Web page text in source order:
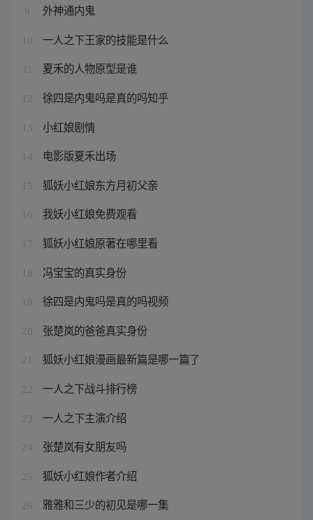
9 外神通内鬼
10 一人之下王家的技能是什么
夏禾的人物原型是谁
12 徐四是内鬼吗是真的吗知乎
13 小红娘剧情
14 电影版夏禾出场
15 狐妖小红娘东方月初父亲
16 我妖小红娘免费观看
17 狐妖小红娘原著在哪里看
18 冯宝宝的真实身份
19 徐四是内鬼吗是真的吗视频
20 张楚岚的爸爸真实身份
21 狐妖小红娘漫画最新篇是哪一篇了
22 一人之下战斗排行榜
23 一人之下主演介绍
24 张楚岚有女朋友吗
25 狐妖小红娘作者介绍
26 雅雅和三少的初见是哪一集